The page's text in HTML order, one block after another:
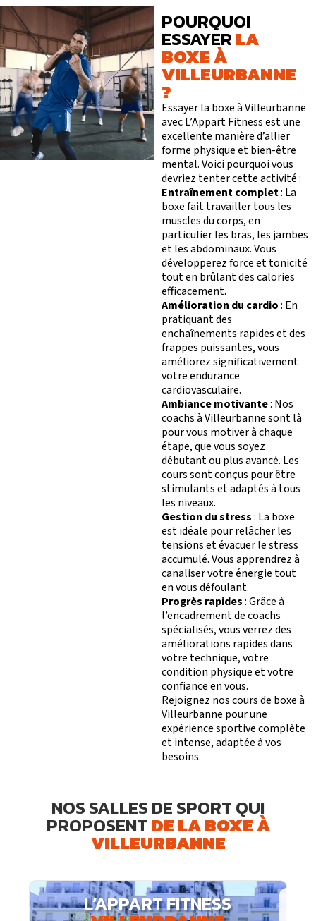
POURQUOI
ESSAYERLA
BOXE À
VILLEURBANNE
?
Essayer la boxe à Villeurbanne
avec L’Appart Fitness est une
excellente manière d’allier
forme physique et bien-être
mental. Voici pourquoi vous
devriez tenter cette activité :
Entraînement complet: La
boxe fait travailler tous les
muscles du corps, en
particulier les bras, les jambes
et les abdominaux. Vous
développerez force et tonicité
tout en brûlant des calories
efficacement.
Amélioration du cardio: En
pratiquant des
enchaînements rapides et des
frappes puissantes, vous
améliorez significativement
votre endurance
cardiovasculaire.
Ambiance motivante: Nos
coachs à Villeurbanne sont là
pour vous motiver à chaque
étape, que vous soyez
débutant ou plus avancé. Les
cours sont conçus pour être
stimulants et adaptés à tous
les niveaux.
Gestion du stress: La boxe
est idéale pour relâcher les
tensions et évacuer le stress
accumulé. Vous apprendrez à
canaliser votre énergie tout
en vous défoulant.
Progrès rapides: Grâce à
l’encadrement de coachs
spécialisés, vous verrez des
améliorations rapides dans
votre technique, votre
condition physique et votre
confiance en vous.
Rejoignez nos cours de boxe à
Villeurbanne pour une
expérience sportive complète
et intense, adaptée à vos
besoins.
NOS SALLES DE SPORT QUI
PROPOSENTDE LA BOXE À
VILLEURBANNE
Horaires d’ouverture
L’APPART FITNESS